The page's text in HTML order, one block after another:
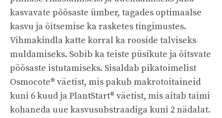
kasvavate põõsaste ümber, tagades optimaalse
kasvu ja õitsemise ka rasketes tingimustes.
Vihmakindla katte korral ka rooside talviseks
muldamiseks. Sobib ka teiste püsikute ja õitsvate
põõsaste istutamiseks. Sisaldab pikatoimelist
Osmocote® väetist, mis pakub makrotoitaineid
kuni 6 kuud ja PlantStart® väetist, mis aitab taimi
kohaneda uue kasvusubstraadiga kuni 2 nädalat.